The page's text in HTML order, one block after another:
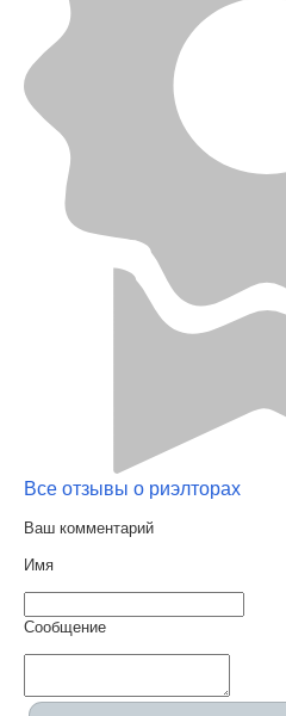
Все отзывы о риэлторах
Ваш комментарий
Имя
Сообщение